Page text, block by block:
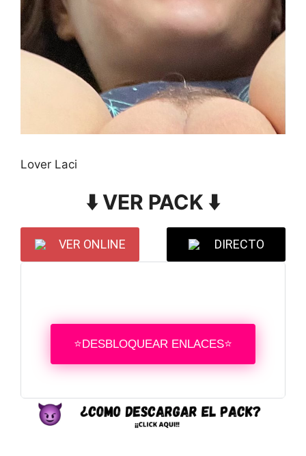
Lover Laci
⬇️ VER PACK ⬇️
VER ONLINE DIRECTO
⭐DESBLOQUEAR ENLACES⭐